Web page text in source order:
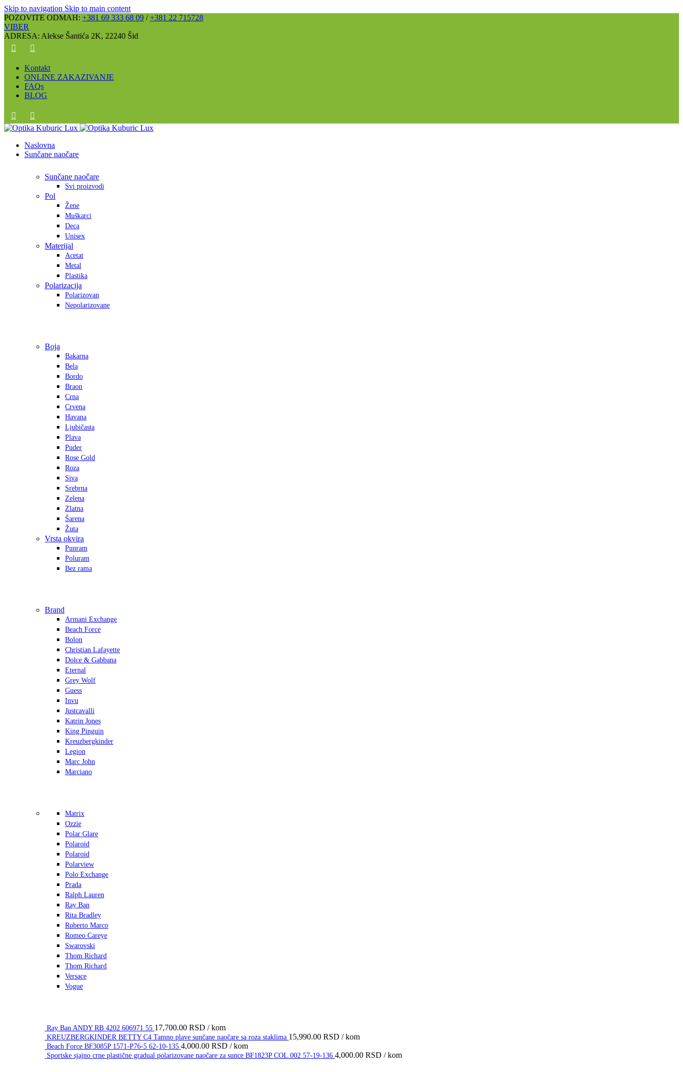
Skip to navigation Skip to main content
POZOVITE ODMAH: +381 69 333 68 09 /+381 22 715728
VIBER
ADRESA: Alekse Šantića 2K, 22240 Šid
Kontakt
ONLINE ZAKAZIVANJE
FAQs
BLOG
Naslovna
Sunčane naočare
Sunčane naočare
Svi proizvodi
Pol
Žene
Muškarci
Deca
Unisex
Materijal
Acetat
Metal
Plastika
Polarizacija
Polarizovan
Nepolarizovane
Boja
Bakarna
Bela
Bordo
Braon
Crna
Crvena
Havana
Ljubičasta
Plava
Puder
Rose Gold
Roza
Siva
Srebrna
Zelena
Zlatna
Šarena
Žuta
Vrsta okvira
Punram
Poluram
Bez rama
Brand
Armani Exchange
Beach Force
Bolon
Christian Lafayette
Dolce & Gabbana
Eternal
Grey Wolf
Guess
Invu
Justcavalli
Katrin Jones
King Pinguin
Kreuzbergkinder
Legion
Marc John
Marciano
Matrix
Ozzie
Polar Glare
Polaroid
Polaroid
Polarview
Polo Exchange
Prada
Ralph Lauren
Ray Ban
Rita Bradley
Roberto Marco
Romeo Careye
Swarovski
Thom Richard
Thom Richard
Versace
Vogue
Ray Ban ANDY RB 4202 606971 55 17,700.00 RSD / kom
KREUZBERGKINDER BETTY C4 Tamno plave sunčane naočare sa roza staklima 15,990.00 RSD / kom
Beach Force BF3085P 1571-P76-5 62-10-135 4,000.00 RSD / kom
Sportske sjajno crne plastične gradual polarizovane naočare za sunce BF1823P COL.002 57-19-136 4,000.00 RSD / kom